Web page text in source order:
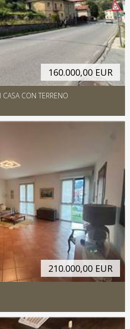
160.000,00 EUR
CON TERRENO
210.000,00 EUR